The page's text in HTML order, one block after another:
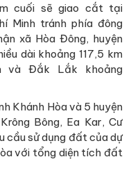
cuối sẽ giao cắt tại
Minh tránh phía đông
xã Hòa Đông, huyện
dài khoảng 117,5 km
và Đắk Lắk khoảng
Khánh Hòa và 5 huyện
Bông, Ea Kar, Cư
cầu sử dụng đất của dự
với tổng diện tích đất